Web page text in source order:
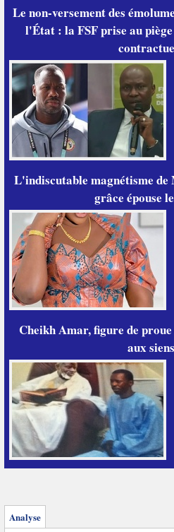
Le non-versement des
l'État : la FSF prise au piège
L'indiscutable magnétisme
grâce épouse
Cheikh Amar, figure de
aux siens
Analyse